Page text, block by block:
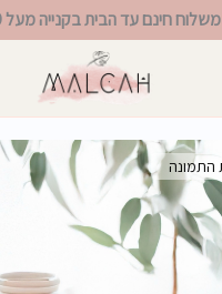
משלוח חינם עד הבית בקנייה מעל ₪399